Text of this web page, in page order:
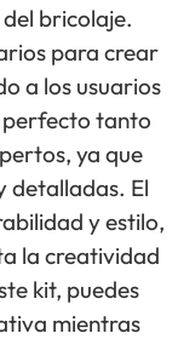
bricolaje.
para crear
a los usuarios
perfecto tanto
ya que
detalladas. El
y estilo,
la creatividad
kit, puedes
mientras